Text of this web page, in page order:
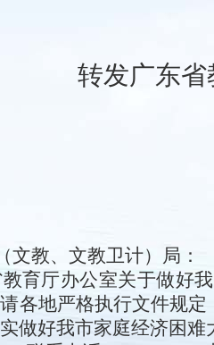
转发广东
（文教、文教卫计） 局 ：
育厅办公室关于做好
请各地严格执行文件规定
做好我市家庭经济困难